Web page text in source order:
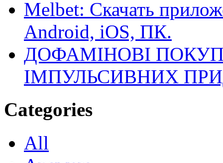
Melbet: Скачать
Android, iOS, ПК.
ДОФАМІНОВІ
ІМПУЛЬСИВНИХ
Categories
All